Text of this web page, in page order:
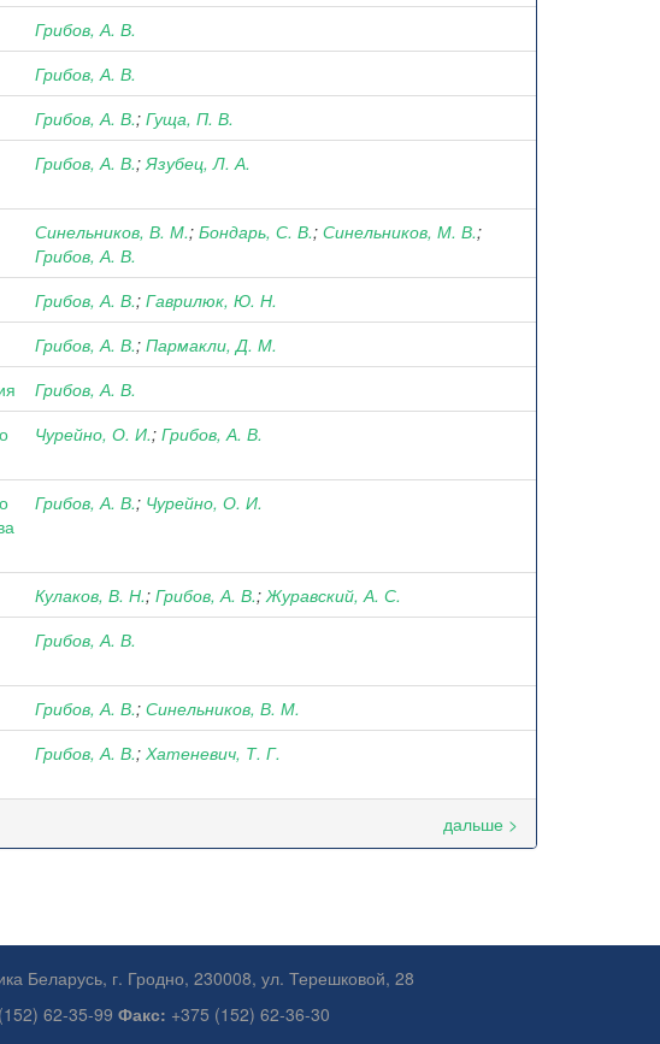
Грибов, А. В.
Грибов, А. В.
Грибов, А. В.; Гуща, П. В.
Грибов, А. В.;Язубец, Л. А.
Синельников, В. М.; Бондарь, С. В.; Синельников, М. В.;
Грибов, А. В.
Грибов, А. В.; Гаврилюк, Ю. Н.
Грибов, А. В.; Пармакли, Д. М.
Грибов, А. В.
Чурейно, О. И.; Грибов, А. В.
Грибов, А. В.; Чурейно, О. И.
Кулаков, В. Н.; Грибов, А. В.;Журавский, А. С.
Грибов, А. В.
Грибов, А. В.; Синельников, В. М.
Грибов, А. В.; Хатеневич, Т. Г.
дальше >
Беларусь, г. Гродно, 230008, ул. Терешковой, 28
62-35-99 Факс: +375 (152) 62-36-30